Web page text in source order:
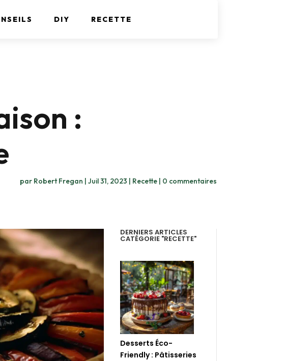
DIY RECETTE
:
par Robert Fregan | Juil 31, 2023 | Recette| 0 commentaires
DERNIERS ARTICLES
CATÉGORIE "RECETTE"
Desserts Éco-
Friendly : Pâtisseries